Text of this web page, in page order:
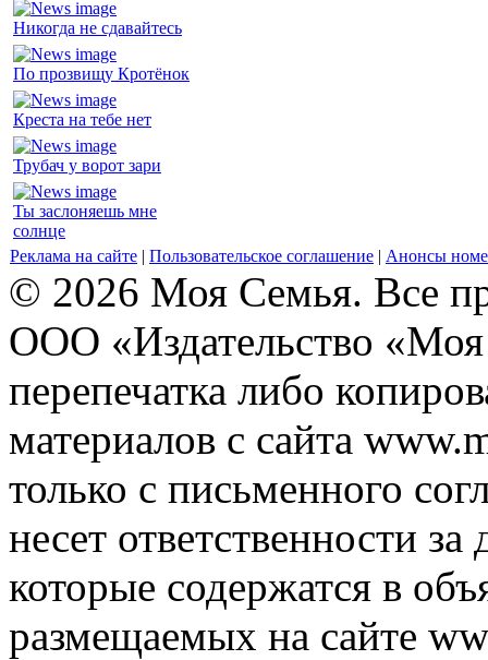
Никогда не сдавайтесь
По прозвищу Кротёнок
Креста на тебе нет
Трубач у ворот зари
Ты заслоняешь мне
солнце
Реклама на сайте | Пользовательское соглашение | Анонсы
© 2026 Моя Семья. Все
ООО «Издательство
перепечатка либо
материалов с сайта
только с письменного
несет ответственности
которые содержатся в
размещаемых на сайте